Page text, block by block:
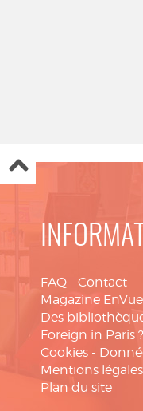
FAQ - Contact
Magazine EnVue
Des
Foreign in Paris ?
Cookies -
Mentions légales
Plan du site